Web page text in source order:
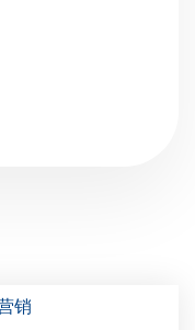
销